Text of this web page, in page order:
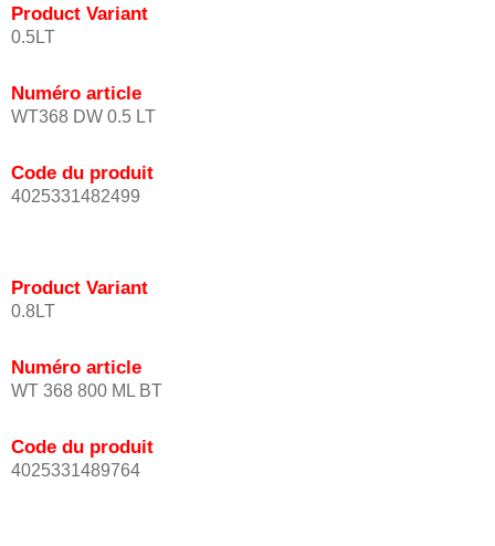
Product Variant
0.5LT
Numéro article
WT368 DW 0.5 LT
Code du produit
4025331482499
Product Variant
0.8LT
Numéro article
WT 368 800 ML BT
Code du produit
4025331489764